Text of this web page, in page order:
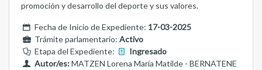
promoción y desarrollo del deporte y sus valores.
Fecha de Inicio de Expediente: 17-03-2025
Trámite parlamentario: Activo
Etapa del Expediente:
Ingresado
Autor/es:MATZEN Lorena María Matilde - BERNATENE